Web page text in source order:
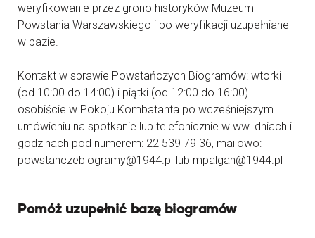
weryfikowanie przez grono historyków Muzeum
Powstania Warszawskiego i po weryfikacji uzupełniane
w bazie.
Kontakt w sprawie Powstańczych Biogramów: wtorki
(od 10:00 do 14:00) i piątki (od 12:00 do 16:00)
osobiście w Pokoju Kombatanta po wcześniejszym
umówieniu na spotkanie lub telefonicznie w ww. dniach i
godzinach pod numerem: 22 539 79 36, mailowo:
powstanczebiogramy@1944.pl lub mpalgan@1944.pl
Pomóż uzupełnić bazę biogramów